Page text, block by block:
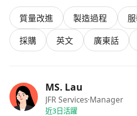
質量改進 製造過程
採購
英文 廣東話
MS. Lau
JFR Services·Manager
近3日活躍